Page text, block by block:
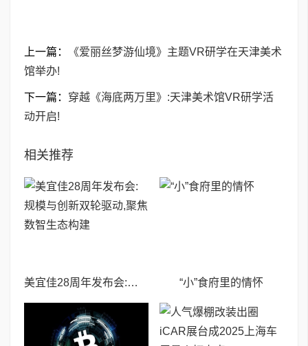
上一篇：
《爱丽丝梦游仙境》主题VR研学在天津美术
馆举办!
下一篇： 穿越《海底两万里》:天津美术馆VR研学活
动开启!
相关推荐
美宜佳28周年发布会:规模与创新双轮驱动,聚焦数智生态构建 “小”食府里的情怀